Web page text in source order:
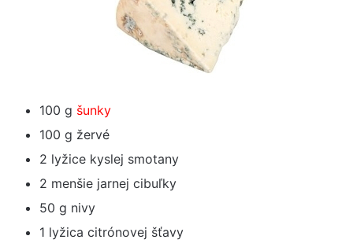
100 g šunky
100 g žervé
2 lyžice kyslej smotany
2 menšie jarnej cibuľky
50 g nivy
1 lyžica citrónovej šťavy